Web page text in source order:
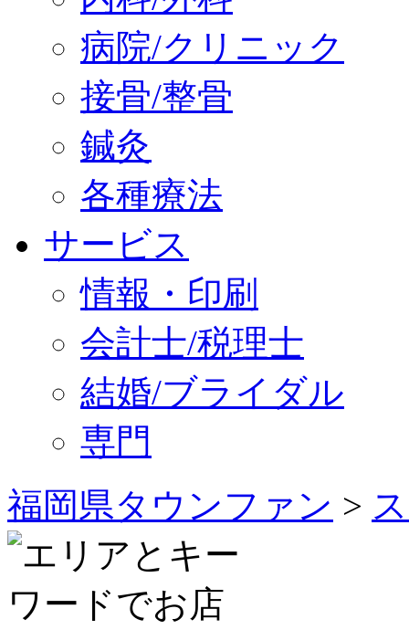
病院/クリニック
接骨/整骨
鍼灸
各種療法
サービス
情報・印刷
会計士/税理士
結婚/ブライダル
専門
福岡県タウンファン >